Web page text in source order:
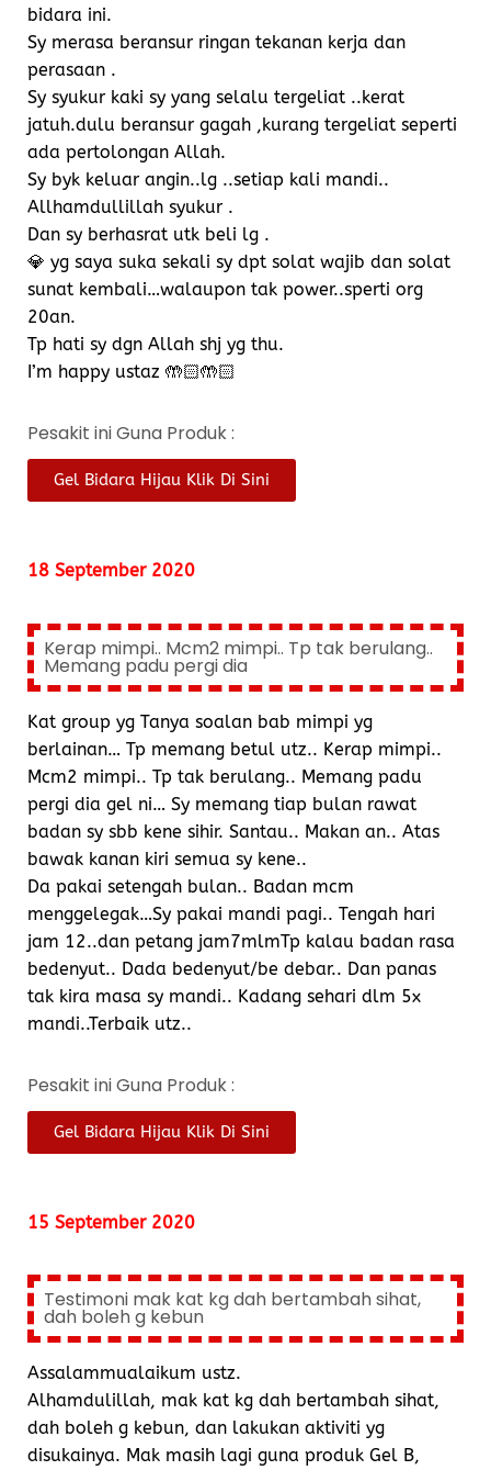
bidara ini.
Sy merasa beransur ringan tekanan kerja dan
perasaan .
Sy syukur kaki sy yang selalu tergeliat ..kerat
jatuh.dulu beransur gagah ,kurang tergeliat seperti
ada pertolongan Allah.
Sy byk keluar angin..lg ..setiap kali mandi..
Allhamdullillah syukur .
Dan sy berhasrat utk beli lg .
💎 yg saya suka sekali sy dpt solat wajib dan solat
sunat kembali…walaupon tak power..sperti org
20an.
Tp hati sy dgn Allah shj yg thu.
I’m happy ustaz 🤲🏻🤲🏻
Pesakit ini Guna Produk :
Gel Bidara Hijau Klik Di Sini
18 September 2020
Kerap mimpi.. Mcm2 mimpi.. Tp tak berulang..
Memang padu pergi dia
Kat group yg Tanya soalan bab mimpi yg
berlainan… Tp memang betul utz.. Kerap mimpi..
Mcm2 mimpi.. Tp tak berulang.. Memang padu
pergi dia gel ni… Sy memang tiap bulan rawat
badan sy sbb kene sihir. Santau.. Makan an.. Atas
bawak kanan kiri semua sy kene..
Da pakai setengah bulan.. Badan mcm
menggelegak…Sy pakai mandi pagi.. Tengah hari
jam 12..dan petang jam7mlmTp kalau badan rasa
bedenyut.. Dada bedenyut/be debar.. Dan panas
tak kira masa sy mandi.. Kadang sehari dlm 5x
mandi..Terbaik utz..
Pesakit ini Guna Produk :
Gel Bidara Hijau Klik Di Sini
15 September 2020
Testimoni mak kat kg dah bertambah sihat,
dah boleh g kebun
Assalammualaikum ustz.
Alhamdulillah, mak kat kg dah bertambah sihat,
dah boleh g kebun, dan lakukan aktiviti yg
disukainya. Mak masih lagi guna produk Gel B,